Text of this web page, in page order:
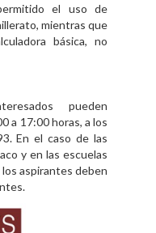
el uso de
mientras que
básica, no
pueden
a 17:00 horas, a los
En el caso de las
y en las escuelas
aspirantes deben